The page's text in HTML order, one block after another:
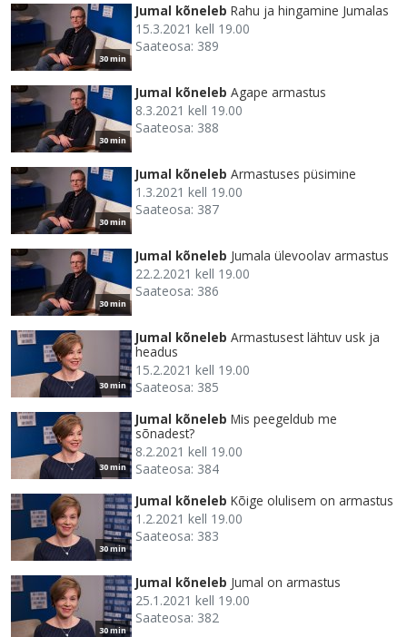
30 min
Jumal kõneleb Rahu ja hingamine Jumalas
15.3.2021 kell 19.00
Saateosa: 389
30 min
Jumal kõneleb Agape armastus
8.3.2021 kell 19.00
Saateosa: 388
30 min
Jumal kõneleb Armastuses püsimine
1.3.2021 kell 19.00
Saateosa: 387
30 min
Jumal kõneleb Jumala ülevoolav armastus
22.2.2021 kell 19.00
Saateosa: 386
30 min
Jumal kõneleb Armastusest lähtuv usk ja
headus
15.2.2021 kell 19.00
Saateosa: 385
30 min
Jumal kõneleb Mis peegeldub me
sõnadest?
8.2.2021 kell 19.00
Saateosa: 384
30 min
Jumal kõneleb Kõige olulisem on armastus
1.2.2021 kell 19.00
Saateosa: 383
30 min
Jumal kõneleb Jumal on armastus
25.1.2021 kell 19.00
Saateosa: 382